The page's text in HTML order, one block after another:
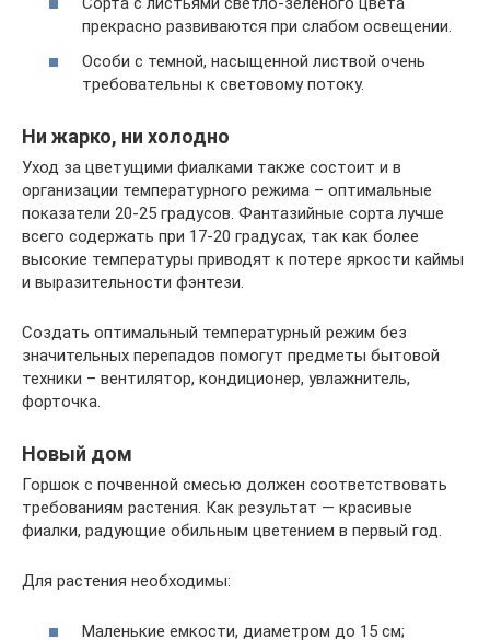
прекрасно развиваются при слабом освещении.
Особи с темной, насыщенной листвой очень
требовательны к световому потоку.
Ни жарко, ни холодно
Уход за цветущими фиалками также состоит и в
организации температурного режима – оптимальные
показатели 20-25 градусов. Фантазийные сорта лучше
всего содержать при 17-20 градусах, так как более
высокие температуры приводят к потере яркости каймы
и выразительности фэнтези.
Создать оптимальный температурный режим без
значительных перепадов помогут предметы бытовой
техники – вентилятор, кондиционер, увлажнитель,
форточка.
Новый дом
Горшок с почвенной смесью должен соответствовать
требованиям растения. Как результат — красивые
фиалки, радующие обильным цветением в первый год.
Для растения необходимы:
Маленькие емкости, диаметром до 15 см;